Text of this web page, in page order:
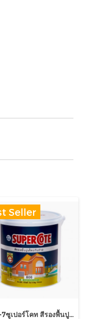
Seller
ICI-0-7ซูเปอร์โคท สีรองพื้นปูนใหม่กันด่าง